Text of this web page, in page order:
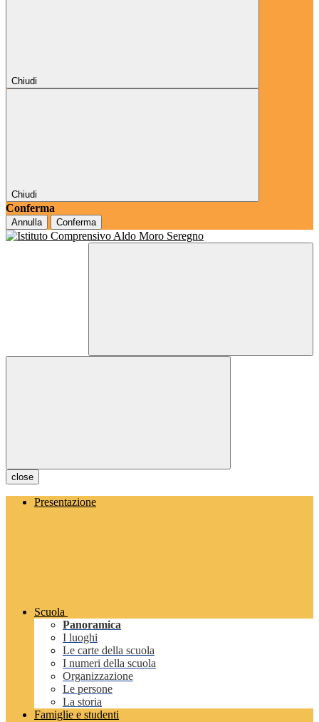
Chiudi
Chiudi
Conferma
Annulla Conferma
close
Presentazione
Scuola
Panoramica
I luoghi
Le carte della scuola
I numeri della scuola
Organizzazione
Le persone
La storia
Famiglie e studenti